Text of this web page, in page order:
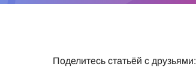
Поделитесь статьёй с друзьями: